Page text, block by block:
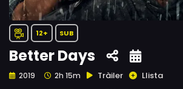
12+ SUB
Better Days
2019 2h 15m Tràiler Llista